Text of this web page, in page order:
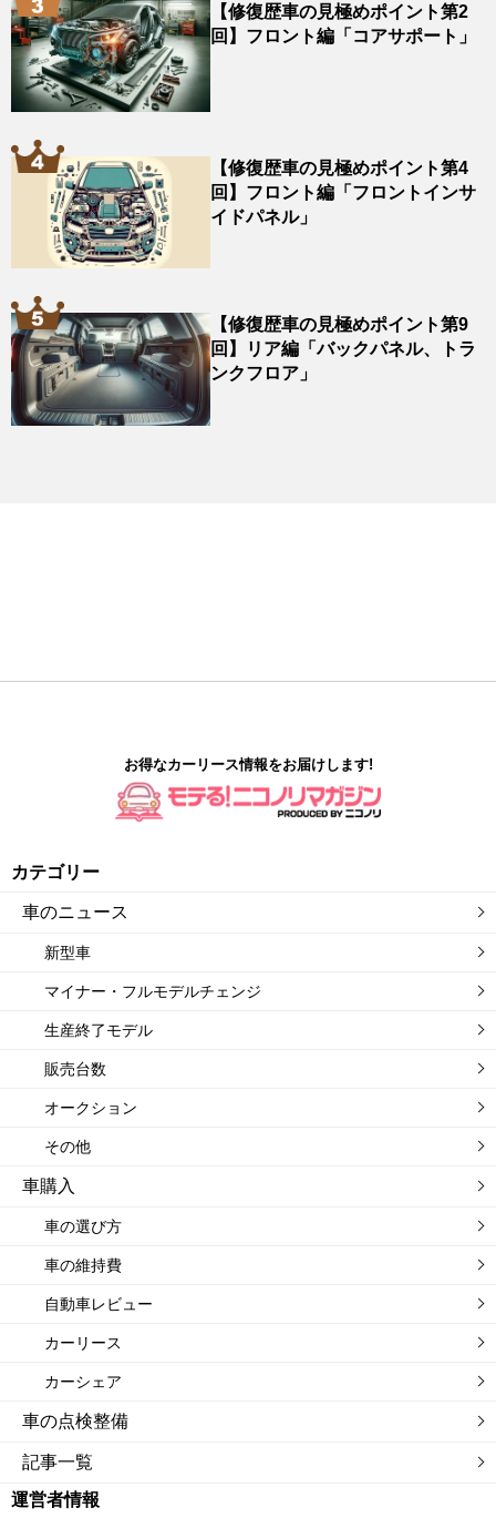
【修復歴車の見極めポイント第2
回】フロント編「コアサポート」
【修復歴車の見極めポイント第4
回】フロント編「フロントインサ
イドパネル」
【修復歴車の見極めポイント第9
回】リア編「バックパネル、トラ
ンクフロア」
お得なカーリース情報をお届けします!
カテゴリー
車のニュース
新型車
マイナー・フルモデルチェンジ
生産終了モデル
販売台数
オークション
その他
車購入
車の選び方
車の維持費
自動車レビュー
カーリース
カーシェア
車の点検整備
記事一覧
運営者情報